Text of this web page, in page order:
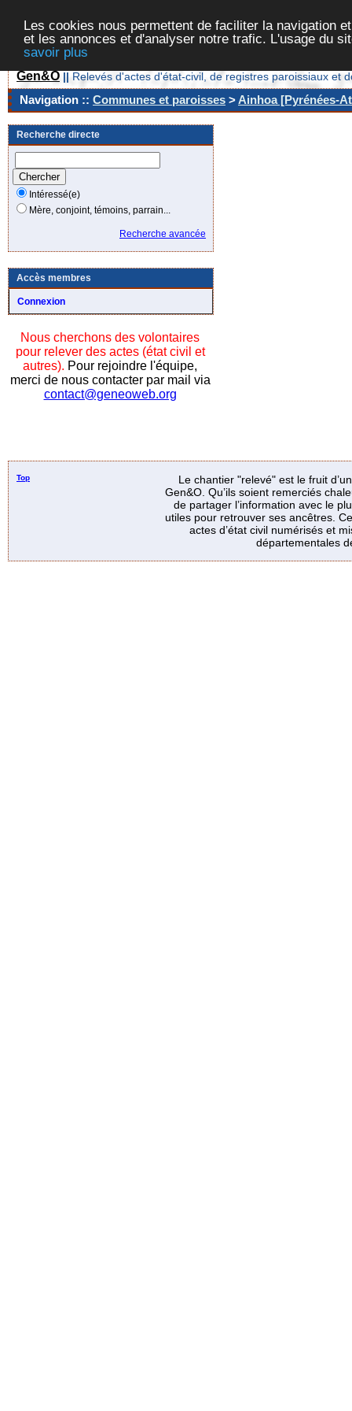
Les cookies nous permettent de faciliter la navigation
et les annonces et d'analyser notre trafic. L'usage du
savoir plus
Gen&O || Relevés d'actes d'état-civil, de registres paroissiaux et
Navigation :: Communes et paroisses >Ainhoa [Pyrénées-
Recherche directe
Intéressé(e)
Mère, conjoint, témoins, parrain...
Recherche avancée
Accès membres
Connexion
Nous cherchons des volontaires
pour relever des actes (état civil et
autres). Pour rejoindre l'équipe,
merci de nous contacter par mail via
contact@geneoweb.org
Top
Le chantier "relevé" est le fruit
Gen&O. Qu’ils soient remerciés
de partager l’information avec le
utiles pour retrouver ses ancêtres.
actes d’état civil numérisés et
départementales